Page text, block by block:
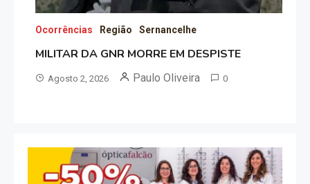
Ocorrências Região Sernancelhe
MILITAR DA GNR MORRE EM DESPISTE
Agosto 2, 2026 Paulo Oliveira 0